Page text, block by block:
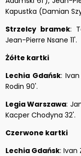
Kapustka (Damian
Strzelcy bramek:
Jean-Pierre Nsane 11'.
Żółte kartki
Lechia Gdańsk:
Rodin 90'.
Legia Warszawa:
Kacper Chodyna 32'.
Czerwone kartki
Lechia Gdańsk: Ivan